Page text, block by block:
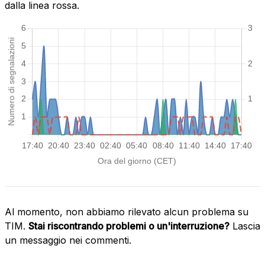
dalla linea rossa.
Al momento, non abbiamo rilevato alcun problema su
TIM. Stai riscontrando problemi o un'interruzione? Lascia
un messaggio nei commenti.